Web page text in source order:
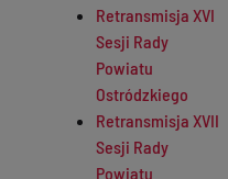
Retransmisja XVI
Sesji Rady
Powiatu
Ostródzkiego
Retransmisja XVII
Sesji Rady
Powiatu